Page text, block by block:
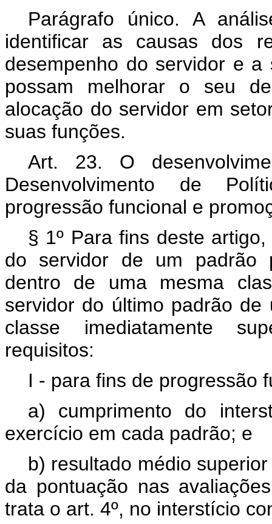
Parágrafo único. A
identificar as causas dos
desempenho do servidor e
possam melhorar o seu
alocação do servidor em
suas funções.
Art. 23. O
Desenvolvimento de
progressão funcional e
§ 1º Para fins deste
do servidor de um padrão
dentro de uma mesma
servidor do último padrão
classe imediatamente
requisitos:
I - para fins de progressão
a) cumprimento do
exercício em cada padrão; e
b) resultado médio
da pontuação nas
trata o art. 4º, no interstício